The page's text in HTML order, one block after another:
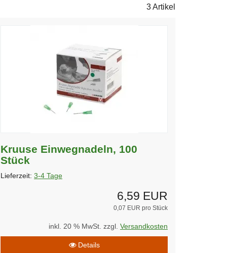
3 Artikel
Kruuse Einwegnadeln, 100
Stück
Lieferzeit: 3-4 Tage
6,59 EUR
0,07 EUR pro Stück
inkl. 20 % MwSt. zzgl. Versandkosten
Details